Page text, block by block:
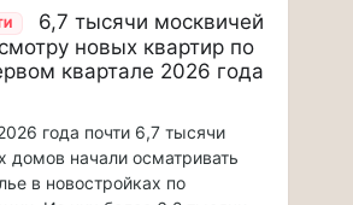
6,7 тысячи москвичей
новых квартир по
квартале 2026 года
года почти 6,7 тысячи
домов начали осматривать
в новостройках по